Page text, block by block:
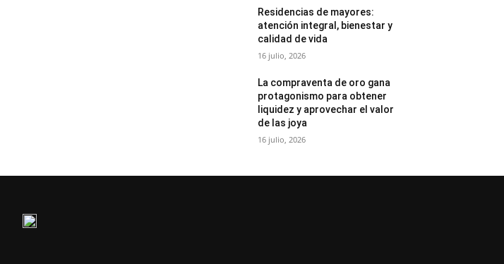
Residencias de mayores:
atención integral, bienestar y
calidad de vida
16 julio, 2026
La compraventa de oro gana
protagonismo para obtener
liquidez y aprovechar el valor
de las joya
16 julio, 2026